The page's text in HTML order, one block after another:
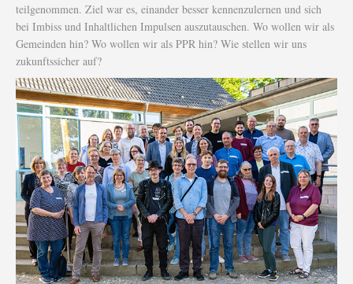
teilgenommen. Ziel war es, einander besser kennenzulernen und sich
bei Imbiss und Inhaltlichen Impulsen auszutauschen. Wo wollen wir als
Gemeinden hin? Wo wollen wir als PPR hin? Wie stellen wir uns
zukunftssicher auf?